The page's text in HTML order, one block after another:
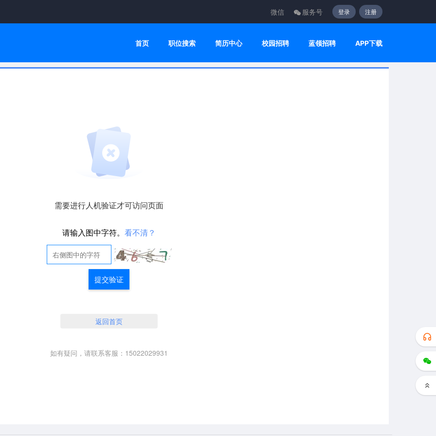
微信 服务号 登录 注册
首页 职位搜索 简历中心 校园招聘 蓝领招聘 APP下载
需要进行人机验证才可访问页面
请输入图中字符。 看不清？
提交验证
返回首页
如有疑问，请联系客服：15022029931